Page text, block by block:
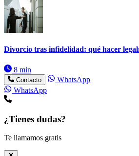
Divorcio tras infidelidad: qué hacer
8 min
Contacto
WhatsApp
WhatsApp
¿Tienes dudas?
Te llamamos gratis